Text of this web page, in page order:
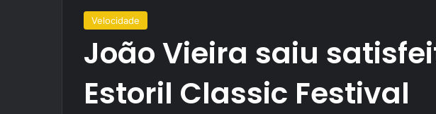
Velocidade
João Vieira saiu
Estoril Classic Festival